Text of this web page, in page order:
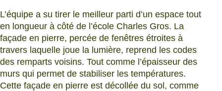
L’équipe a su tirer le meilleur parti d’un espace tout
en longueur à côté de l’école Charles Gros. La
façade en pierre, percée de fenêtres étroites à
travers laquelle joue la lumière, reprend les codes
des remparts voisins. Tout comme l’épaisseur des
murs qui permet de stabiliser les températures.
Cette façade en pierre est décollée du sol, comme